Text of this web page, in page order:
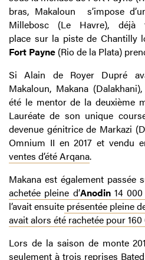
bras, Makaloun s’impose
Millebosc (Le Havre), déjà
place sur la piste de Chantilly
Fort Payne (Rio de la Plata)
Si Alain de Royer Dupré
Makaloun, Makana
été le mentor de la deuxième
Lauréate de son unique
devenue génitrice de Markazi
Omnium II en 2017 et vendu
ventes d’été Arqana.
Makana est également passée
achetée pleine d’Anodin14 000
l’avait ensuite présentée pleine
avait alors été rachetée pour
Lors de la saison de monte
seulement à trois reprises